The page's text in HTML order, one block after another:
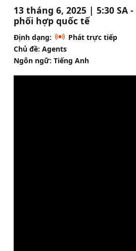
13 tháng 6, 2025 | 5:30 SA -
phối hợp quốc tế
Định dạng:
Phát trực tiếp
Chủ đề: Agents
Ngôn ngữ: Tiếng Anh